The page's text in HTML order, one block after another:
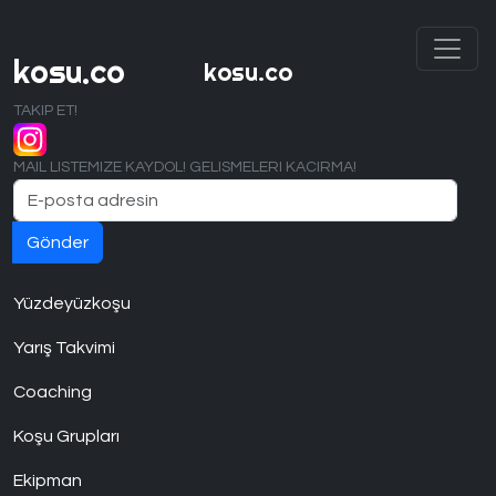
kosu.co
kosu.co
TAKIP ET!
MAIL LISTEMIZE KAYDOL! GELISMELERI KACIRMA!
Yüzdeyüzkoşu
Yarış Takvimi
Coaching
Koşu Grupları
Ekipman